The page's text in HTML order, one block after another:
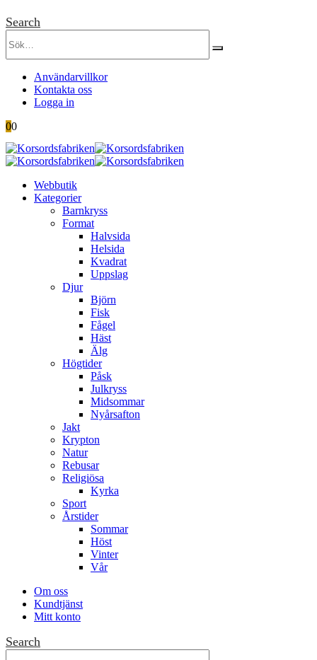
Search
Användarvillkor
Kontakta oss
Logga in
00
Webbutik
Kategorier
Barnkryss
Format
Halvsida
Helsida
Kvadrat
Uppslag
Djur
Björn
Fisk
Fågel
Häst
Älg
Högtider
Påsk
Julkryss
Midsommar
Nyårsafton
Jakt
Krypton
Natur
Rebusar
Religiösa
Kyrka
Sport
Årstider
Sommar
Höst
Vinter
Vår
Om oss
Kundtjänst
Mitt konto
Search